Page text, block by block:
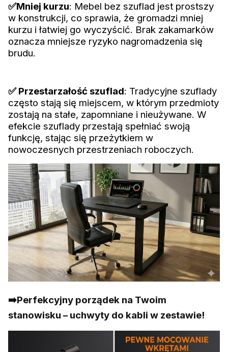
✅Mniej kurzu: Mebel bez szuflad jest prostszy
w konstrukcji, co sprawia, że gromadzi mniej
kurzu i łatwiej go wyczyścić. Brak zakamarków
oznacza mniejsze ryzyko nagromadzenia się
brudu.
✅ Przestarzałość szuflad: Tradycyjne szuflady
często stają się miejscem, w którym przedmioty
zostają na stałe, zapomniane i nieużywane. W
efekcie szuflady przestają spełniać swoją
funkcję, stając się przeżytkiem w
nowoczesnych przestrzeniach roboczych.
➡️Perfekcyjny porządek na Twoim
stanowisku – uchwyty do kabli w zestawie!